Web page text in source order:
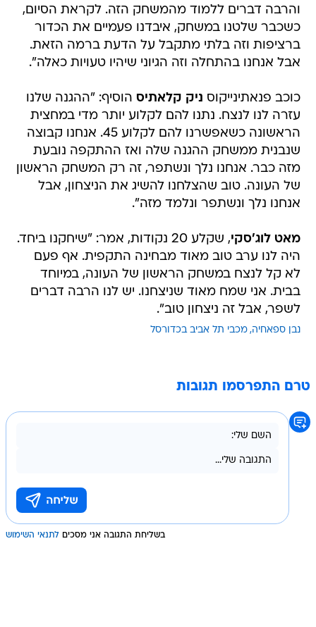
והרבה דברים ללמוד מהמשחק הזה. לקראת הסיום,
כשכבר שלטנו במשחק, איבדנו פעמיים את הכדור
ברציפות וזה בלתי מתקבל על הדעת ברמה הזאת.
אבל אנחנו בהתחלה וזה הגיוני שיהיו טעויות כאלה".
כוכב פנאתינייקוס ניק קלאתיס הוסיף: "ההגנה שלנו
עזרה לנו לנצח. נתנו להם לקלוע יותר מדי במחצית
הראשונה כשאפשרנו להם לקלוע 45. אנחנו קבוצה
שנבנית ממשחק ההגנה שלה ואז ההתקפה נובעת
מזה כבר. אנחנו נלך ונשתפר, זה רק המשחק הראשון
של העונה. טוב שהצלחנו להשיג את הניצחון, אבל
אנחנו נלך ונשתפר ונלמד מזה".
מאט לוג'סקי
, שקלע 20 נקודות, אמר: "שיחקנו ביחד.
היה לנו ערב טוב מאוד מבחינה התקפית. אף פעם
לא קל לנצח במשחק הראשון של העונה, במיוחד
בבית. אני שמח מאוד שניצחנו. יש לנו הרבה דברים
לשפר, אבל זה ניצחון טוב".
נבן ספאחיה מכבי תל אביב בכדורסל
טרם התפרסמו תגובות
בשליחת התגובה אני מסכים לתנאי השימוש